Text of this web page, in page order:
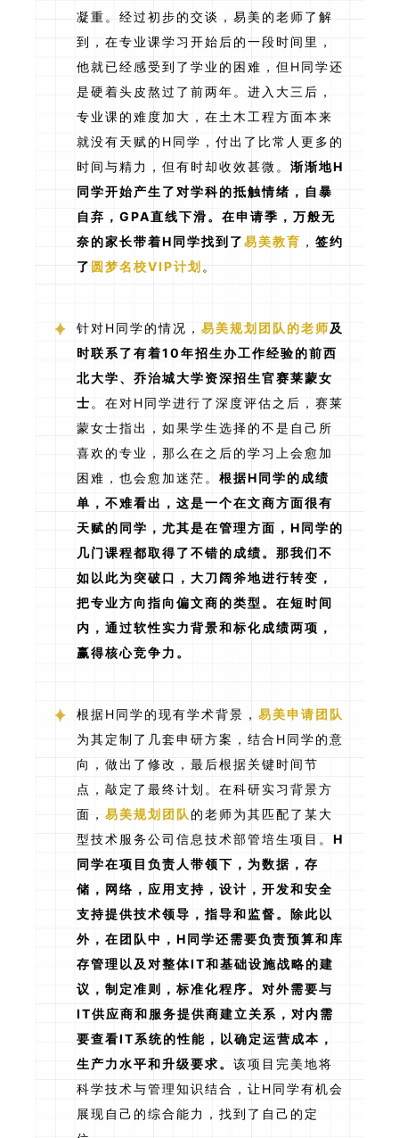
凝重。经过初步的交谈，易美的老师了解
到，在专业课学习开始后的一段时间里，
他就已经感受到了学业的困难，但H同学还
是硬着头皮熬过了前两年。进入大三后，
专业课的难度加大，在土木工程方面本来
就没有天赋的H同学，付出了比常人更多的
时间与精力，但有时却收效甚微。渐渐地H
同学开始产生了对学科的抵触情绪，自暴
自弃，GPA直线下滑。在申请季，万般无
奈的家长带着H同学找到了易美教育 ，签约
了 圆梦名校VIP计划 。
针对H同学的情况，易美规划团队的老师及
时联系了有着10年招生办工作经验的前西
北大学、乔治城大学资深招生官赛莱蒙女
士 。在对H同学进行了深度评估之后，赛莱
蒙女士指出，如果学生选择的不是自己所
喜欢的专业，那么在之后的学习上会愈加
困难，也会愈加迷茫。根据H同学的成绩
单，不难看出，这是一个在文商方面很有
天赋的同学，尤其是在管理方面，H同学的
几门课程都取得了不错的成绩。那我们不
如以此为突破口，大刀阔斧地进行转变，
把专业方向指向偏文商的类型。在短时间
内，通过软性实力背景和标化成绩两项，
赢得核心竞争力。
根据H同学的现有学术背景，易美申请团队
为其定制了几套申研方案，结合H同学的意
向，做出了修改，最后根据关键时间节
点，敲定了最终计划。在科研实习背景方
面，易美规划团队 的老师为其匹配了某大
型技术服务公司信息技术部管培生项目。H
同学在项目负责人带领下，为数据，存
储，网络，应用支持，设计，开发和安全
支持提供技术领导，指导和监督。除此以
外，在团队中，H同学还需要负责预算和库
存管理以及对整体IT和基础设施战略的建
议，制定准则，标准化程序。对外需要与
IT供应商和服务提供商建立关系，对内需
要查看IT系统的性能，以确定运营成本，
生产力水平和升级要求。该项目完美地将
科学技术与管理知识结合，让H同学有机会
展现自己的综合能力，找到了自己的定